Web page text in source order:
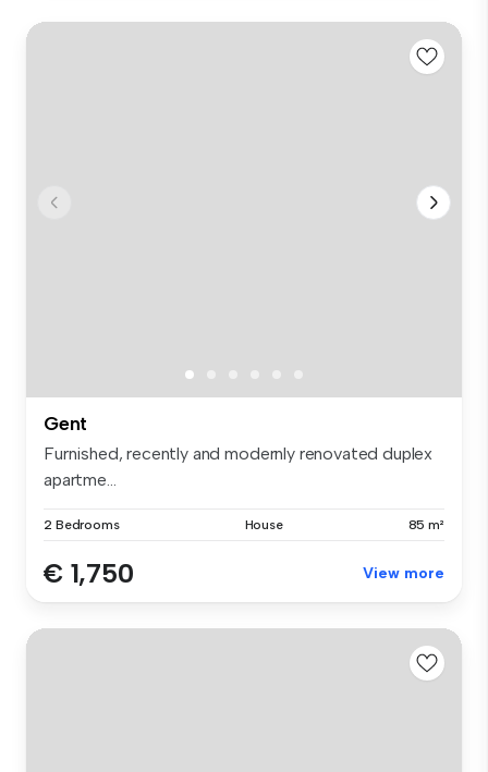
Gent
Furnished, recently and modernly renovated duplex
apartme...
2 Bedrooms House 85 m²
€ 1,750 View more